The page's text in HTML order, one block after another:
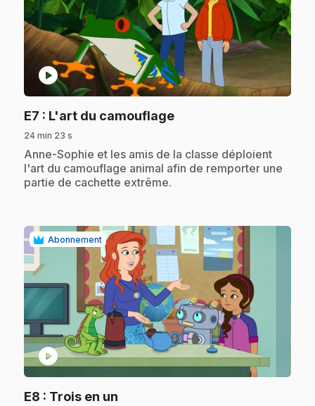
play_circle
E7 : L'art du camouflage.
24 min 23 s
.Anne-Sophie et les amis de la classe déploient
l'art du camouflage animal afin de remporter une
partie de cachette extrême.
Abonnement
play_circle
E8 : Trois en un